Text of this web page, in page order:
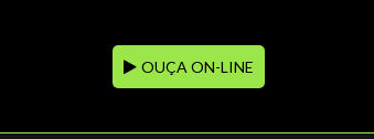
OUÇA ON-LINE